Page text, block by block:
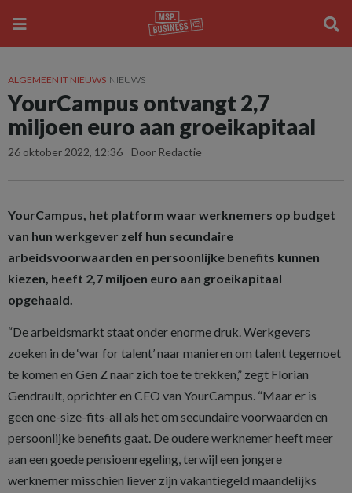
ALGEMEEN IT NIEUWS NIEUWS
YourCampus ontvangt 2,7
miljoen euro aan groeikapitaal
26 oktober 2022, 12:36 Door Redactie
YourCampus, het platform waar werknemers op budget
van hun werkgever zelf hun secundaire
arbeidsvoorwaarden en persoonlijke benefits kunnen
kiezen, heeft 2,7 miljoen euro aan groeikapitaal
opgehaald.
“De arbeidsmarkt staat onder enorme druk. Werkgevers
zoeken in de ‘war for talent’ naar manieren om talent tegemoet
te komen en Gen Z naar zich toe te trekken,” zegt Florian
Gendrault, oprichter en CEO van YourCampus. “Maar er is
geen one-size-fits-all als het om secundaire voorwaarden en
persoonlijke benefits gaat. De oudere werknemer heeft meer
aan een goede pensioenregeling, terwijl een jongere
werknemer misschien liever zijn vakantiegeld maandelijks